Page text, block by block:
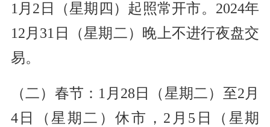
1月2日（星期四）起照常开市。2024年
12月31日（星期二）晚上不进行夜盘交
易。
（二）春节：1月28日（星期二）至2月
4日（星期二）休市，2月5日（星期